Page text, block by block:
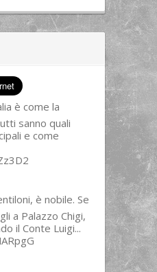
è come la
sanno quali
e come
è nobile. Se
a Palazzo Chigi,
il Conte Luigi...